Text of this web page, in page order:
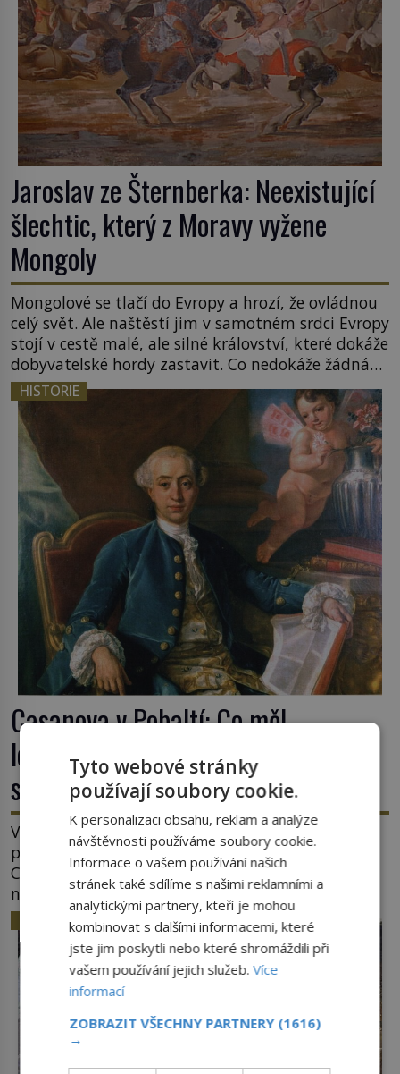
Jaroslav ze Šternberka: Neexistující
šlechtic, který z Moravy vyžene
Mongoly
Mongolové se tlačí do Evropy a hrozí, že ovládnou
celý svět. Ale naštěstí jim v samotném srdci Evropy
stojí v cestě malé, ale silné království, které dokáže
dobyvatelské hordy zastavit. Co nedokáže žádná
z asijských říší, co nedokážou Němci – to dokáže
český král. Nebo že by ne? Mongolové od roku 1223
postupují podél Kaspického a Azovského moře, […]
HISTORIE
Casanova v Pobaltí: Co měl
legendární svůdník společného se
svobodnými zednáři?
V roce 1764 byste mohli na lotyšských plážích
potkat dobrodruha a sukničkáře Giacoma
Casanovu. Jeho cesta k Baltskému moři však
nebyla turistickým výletem, ale ryze pracovní
cestou se zištnými úmysly. Jaký cíl Casanova
sledoval, když se například procházel uličkami
lotyšské Rigy? Casanova v Pobaltí kontaktoval
tamní zednářské lóže. Nebyl v této oblasti žádným
nováčkem, protože do zednářské […]
HISTORIE
Tyto webové stránky
používají soubory cookie.
K personalizaci obsahu, reklam a analýze
návštěvnosti používáme soubory cookie.
Informace o vašem používání našich
stránek také sdílíme s našimi reklamními a
analytickými partnery, kteří je mohou
kombinovat s dalšími informacemi, které
jste jim poskytli nebo které shromáždili při
vašem používání jejich služeb.Více
informací
ZOBRAZIT VŠECHNY PARTNERY (1616)
→